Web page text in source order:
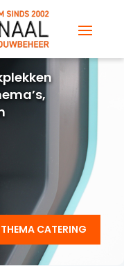
THEMA CATERING